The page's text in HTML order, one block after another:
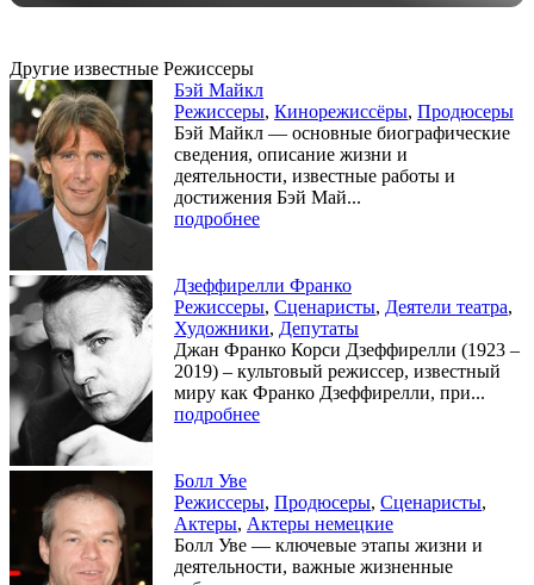
Другие известные Режиссеры
Бэй Майкл
Режиссеры, Кинорежиссёры, Продюсеры
Бэй Майкл — основные биографические
сведения, описание жизни и
деятельности, известные работы и
достижения Бэй Май...
подробнее
Дзеффирелли Франко
Режиссеры, Сценаристы, Деятели театра,
Художники, Депутаты
Джан Франко Корси Дзеффирелли (1923 –
2019) – культовый режиссер, известный
миру как Франко Дзеффирелли, при...
подробнее
Болл Уве
Режиссеры, Продюсеры, Сценаристы,
Актеры, Актеры немецкие
Болл Уве — ключевые этапы жизни и
деятельности, важные жизненные